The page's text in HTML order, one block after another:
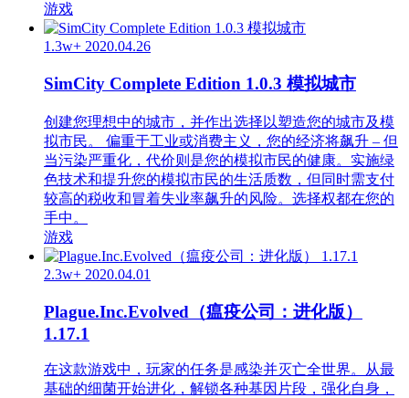
游戏
1.3w+ 2020.04.26
SimCity Complete Edition 1.0.3 模拟城市
创建您理想中的城市，并作出选择以塑造您的城市及模
拟市民。 偏重于工业或消费主义，您的经济将飙升 – 但
当污染严重化，代价则是您的模拟市民的健康。实施绿
色技术和提升您的模拟市民的生活质数，但同时需支付
较高的税收和冒着失业率飙升的风险。选择权都在您的
手中。
游戏
2.3w+ 2020.04.01
Plague.Inc.Evolved（瘟疫公司：进化版）
1.17.1
在这款游戏中，玩家的任务是感染并灭亡全世界。从最
基础的细菌开始进化，解锁各种基因片段，强化自身，